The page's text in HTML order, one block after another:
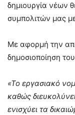
δημιουργία νέων
συμπολιτών μας
Με αφορμή την
δημοσιοποίηση
«Το εργασιακό
καθώς
ενισχύει τα